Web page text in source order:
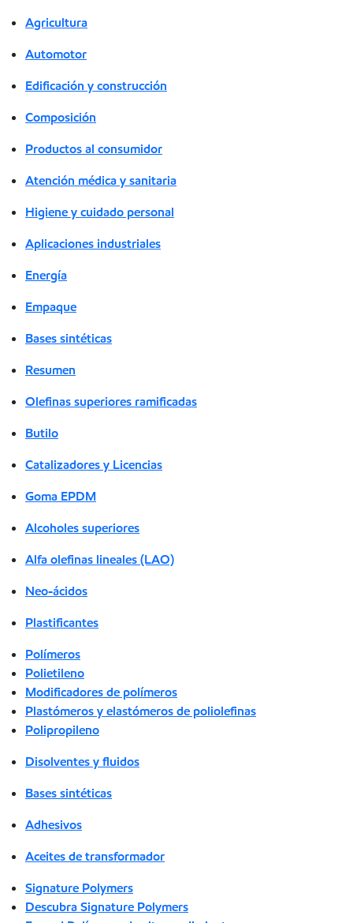
Agricultura
Automotor
Edificación y construcción
Composición
Productos al consumidor
Atención médica y sanitaria
Higiene y cuidado personal
Aplicaciones industriales
Energía
Empaque
Bases sintéticas
Resumen
Olefinas superiores ramificadas
Butilo
Catalizadores y Licencias
Goma EPDM
Alcoholes superiores
Alfa olefinas lineales (LAO)
Neo-ácidos
Plastificantes
Polímeros
Polietileno
Modificadores de polímeros
Plastómeros y elastómeros de poliolefinas
Polipropileno
Disolventes y fluidos
Bases sintéticas
Adhesivos
Aceites de transformador
Signature Polymers
Descubra Signature Polymers